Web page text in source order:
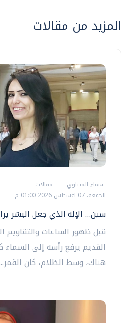
المزيد من مقالات
سماء المنياوي
مقالات
الجمعة، 07 اغسطس 2026 01:00 م
سين… الإله الذي جعل البشر
قبل ظهور الساعات والتقاويم
القديم يرفع رأسه إلى السماء
هناك، وسط الظلام، كان القمر...